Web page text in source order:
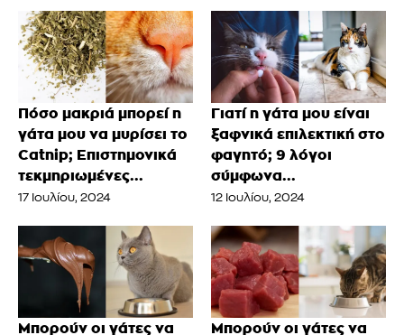
Πόσο μακριά μπορεί η
γάτα μου να μυρίσει το
Catnip; Επιστημονικά
τεκμηριωμένες...
17 Ιουλίου, 2024
Γιατί η γάτα μου είναι
ξαφνικά επιλεκτική στο
φαγητό; 9 λόγοι
σύμφωνα...
12 Ιουλίου, 2024
Μπορούν οι γάτες να
Μπορούν οι γάτες να